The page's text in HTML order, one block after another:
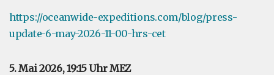
https://oceanwide-expeditions.com/blog/press-
update-6-may-2026-11-00-hrs-cet
5. Mai 2026, 19:15 Uhr MEZ